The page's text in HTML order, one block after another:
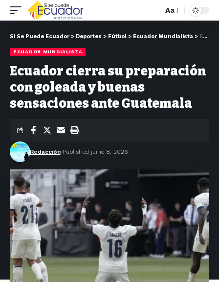
Aa
Si Se Puede Ecuador > Deportes > Fútbol > Ecuador Mundialista > Ecuador cierra su preparación con goleada y buenas sensaciones ante Guatemala
ECUADOR MUNDIALISTA
Ecuador cierra su preparación
con goleada y buenas
sensaciones ante Guatemala
Redacción Published junio 8, 2026